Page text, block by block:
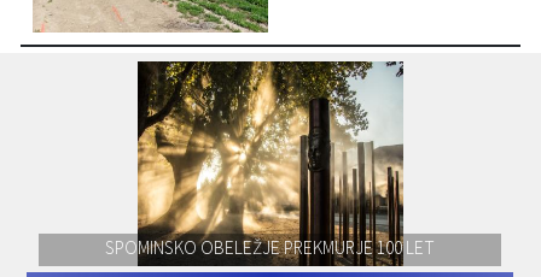
SPOMINSKO OBELEŽJE PREKMURJE 100 LET